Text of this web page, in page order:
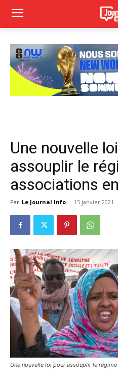
Une nouvelle
assouplir le
associations
Par Le Journal Info - 15 janvier 2021
Une nouvelle loi pour assouplir le